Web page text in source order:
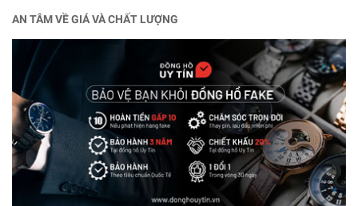
AN TÂM VỀ GIÁ VÀ CHẤT LƯỢNG